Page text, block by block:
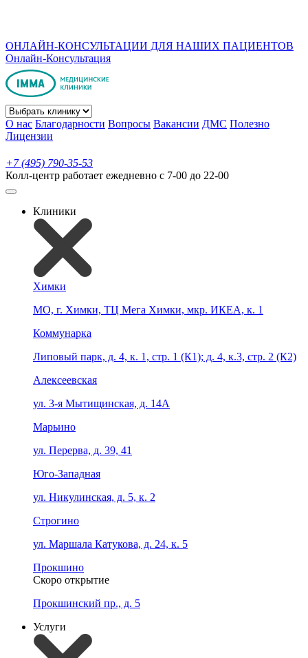
ОНЛАЙН-КОНСУЛЬТАЦИИ ДЛЯ НАШИХ ПАЦИЕНТОВ
Онлайн-Консультация
О нас Благодарности Вопросы Вакансии ДМС Полезно
Лицензии
+7 (495) 790-35-53
Колл-центр работает ежедневно с 7-00 до 22-00
Клиники
Химки
МО, г. Химки, ТЦ Мега Химки, мкр. ИКЕА, к. 1
Коммунарка
Липовый парк, д. 4, к. 1, стр. 1 (К1); д. 4, к.3, стр. 2 (К2)
Алексеевская
ул. 3-я Мытищинская, д. 14А
Марьино
ул. Перерва, д. 39, 41
Юго-Западная
ул. Никулинская, д. 5, к. 2
Строгино
ул. Маршала Катукова, д. 24, к. 5
Прокшино
Скоро открытие
Прокшинский пр., д. 5
Услуги